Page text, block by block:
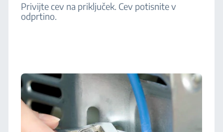
Privijte cev na priključek. Cev potisnite v
odprtino.